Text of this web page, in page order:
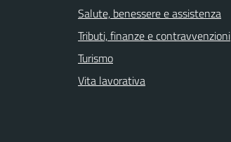
Salute, benessere e assistenza
Tributi, finanze e contravvenzioni
Turismo
Vita lavorativa